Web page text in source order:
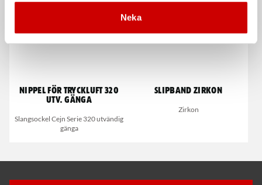
Neka
Nippel för tryckluft 320
utv. gänga
Slangsockel Cejn Serie 320 utvändig
gänga
Slipband zirkon
Zirkon